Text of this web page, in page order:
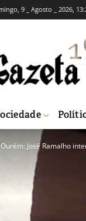
9 _ Agosto _ 2026,
Ourém: José Ramalho